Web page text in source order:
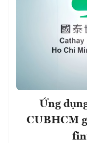
Ứng
CUBHCM